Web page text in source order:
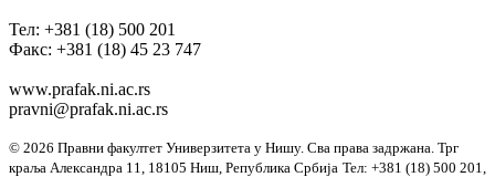
Тел: +381 (18) 500 201
Факс: +381 (18) 45 23 747
www.prafak.ni.ac.rs
pravni@prafak.ni.ac.rs
© 2026 Правни факултет Универзитета у Нишу. Сва права задржана. Трг
краља Александра 11, 18105 Ниш, Република Србија Тел: +381 (18) 500 201,